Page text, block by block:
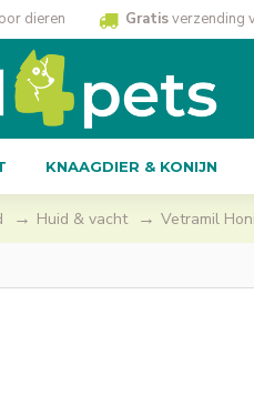
dieren Gratisverzending
KNAAGDIER & KONIJN
Huid & vacht Vetramil